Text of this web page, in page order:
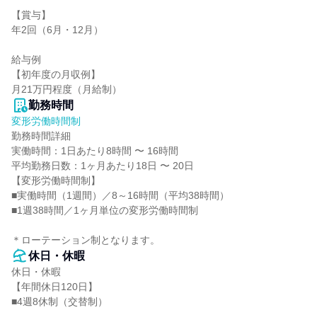
【賞与】
年2回（6月・12月）
給与例
【初年度の月収例】
月21万円程度（月給制）
勤務時間
変形労働時間制
勤務時間詳細
実働時間：1日あたり8時間 〜 16時間
平均勤務日数：1ヶ月あたり18日 〜 20日
【変形労働時間制】
■実働時間（1週間）／8～16時間（平均38時間）
■1週38時間／1ヶ月単位の変形労働時間制
＊ローテーション制となります。
休日・休暇
休日・休暇
【年間休日120日】
■4週8休制（交替制）